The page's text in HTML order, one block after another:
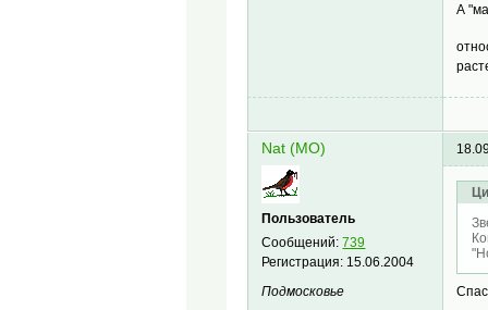
А
Nat (МО)
Пользователь
Сообщений:739
Регистрация: 15.06.2004
Подмосковье